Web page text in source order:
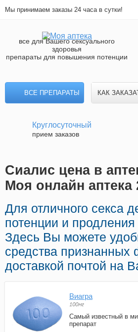
Мы принимаем заказы 24 часа в сутки!
все для Вашего сексуального
здоровья
препараты для повышения потенции
ВСЕ ПРЕПАРАТЫ КАК
Круглосуточный
прием заказов
Сиалис цена в
Моя онлайн аптека
Для отличного секса
потенции и продления
Здесь Вы можете
средства
доставкой почтой на
Виагра
100мг
Самый известный в
препарат